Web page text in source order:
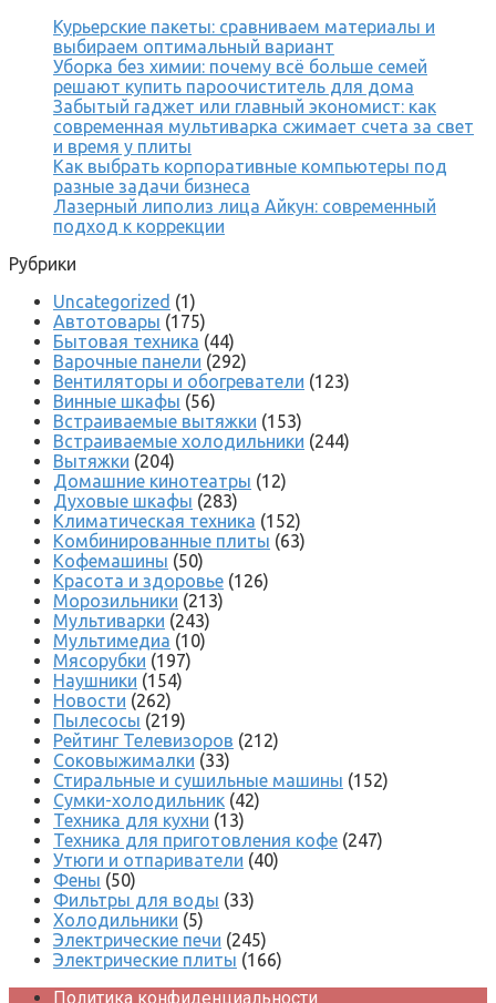
Курьерские пакеты: сравниваем материалы и
выбираем оптимальный вариант
Уборка без химии: почему всё больше семей
решают купить пароочиститель для дома
Забытый гаджет или главный экономист: как
современная мультиварка сжимает счета за свет
и время у плиты
Как выбрать корпоративные компьютеры под
разные задачи бизнеса
Лазерный липолиз лица Айкун: современный
подход к коррекции
Рубрики
Uncategorized (1)
Автотовары (175)
Бытовая техника (44)
Варочные панели (292)
Вентиляторы и обогреватели (123)
Винные шкафы (56)
Встраиваемые вытяжки (153)
Встраиваемые холодильники (244)
Вытяжки (204)
Домашние кинотеатры (12)
Духовые шкафы (283)
Климатическая техника (152)
Комбинированные плиты (63)
Кофемашины (50)
Красота и здоровье (126)
Морозильники (213)
Мультиварки (243)
Мультимедиа (10)
Мясорубки (197)
Наушники (154)
Новости (262)
Пылесосы (219)
Рейтинг Телевизоров (212)
Соковыжималки (33)
Стиральные и сушильные машины (152)
Сумки-холодильник (42)
Техника для кухни (13)
Техника для приготовления кофе (247)
Утюги и отпариватели (40)
Фены (50)
Фильтры для воды (33)
Холодильники (5)
Электрические печи (245)
Электрические плиты (166)
Политика конфиденциальности